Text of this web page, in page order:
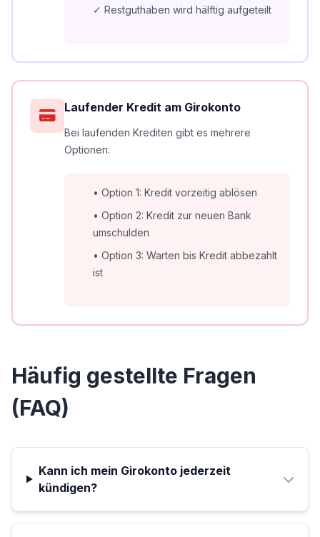
✓ Restguthaben wird hälftig aufgeteilt
Laufender Kredit am Girokonto
Bei laufenden Krediten gibt es mehrere
Optionen:
• Option 1: Kredit vorzeitig ablösen
• Option 2: Kredit zur neuen Bank
umschulden
• Option 3: Warten bis Kredit abbezahlt
ist
Häufig gestellte Fragen
(FAQ)
Kann ich mein Girokonto jederzeit
kündigen?